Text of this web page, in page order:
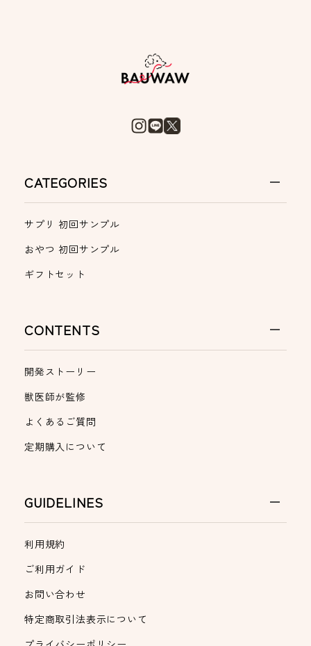
CATEGORIES
サプリ 初回サンプル
おやつ 初回サンプル
ギフトセット
CONTENTS
開発ストーリー
獣医師が監修
よくあるご質問
定期購入について
GUIDELINES
利用規約
ご利用ガイド
お問い合わせ
特定商取引法表示について